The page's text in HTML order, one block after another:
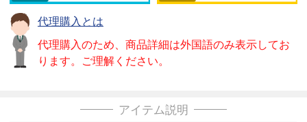
代理購入とは
代理購入のため、商品詳細は外国語のみ表示してお
ります。ご理解ください。
アイテム説明